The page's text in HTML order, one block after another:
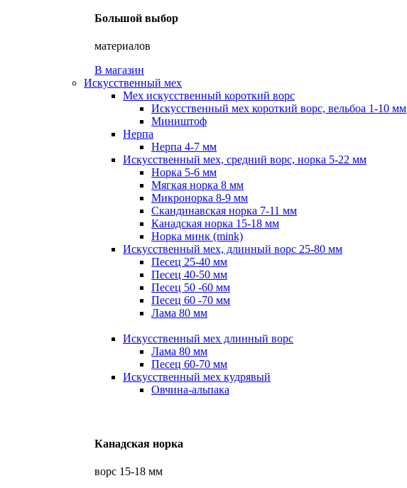
Большой выбор
материалов
В магазин
Искусственный мех
Мех искусственный короткий ворс
Искусственный мех короткий ворс, вельбоа 1-10 мм
Миништоф
Нерпа
Нерпа 4-7 мм
Искусственный мех, средний ворс, норка 5-22 мм
Норка 5-6 мм
Мягкая норка 8 мм
Микронорка 8-9 мм
Скандинавская норка 7-11 мм
Канадская норка 15-18 мм
Норка минк (mink)
Искусственный мех, длинный ворс 25-80 мм
Песец 25-40 мм
Песец 40-50 мм
Песец 50 -60 мм
Песец 60 -70 мм
Лама 80 мм
Искусственный мех длинный ворс
Лама 80 мм
Песец 60-70 мм
Искусственный мех кудрявый
Овчина-альпака
Канадская норка
ворс 15-18 мм